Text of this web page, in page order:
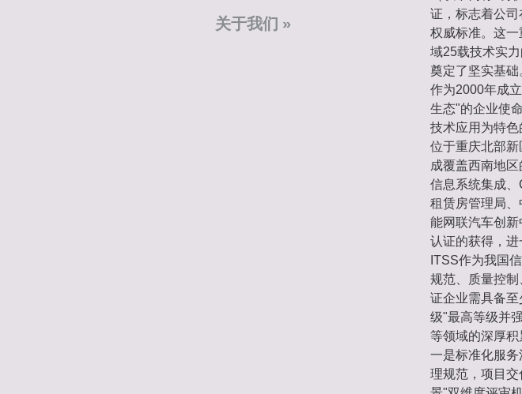
关于我们
证，标志着公
权威标准。这
域25载技术实
奠定了坚实基础
作为2000年成
生态"的企业使
技术应用为特
位于重庆北部
成覆盖西南地
信息系统集成
租赁房管理局
能网联汽车创
认证的获得，进
ITSS作为我国
规范、质量控
证企业需具备
级"最高等级并
等领域的深厚
一是标准化服
理规范，项目